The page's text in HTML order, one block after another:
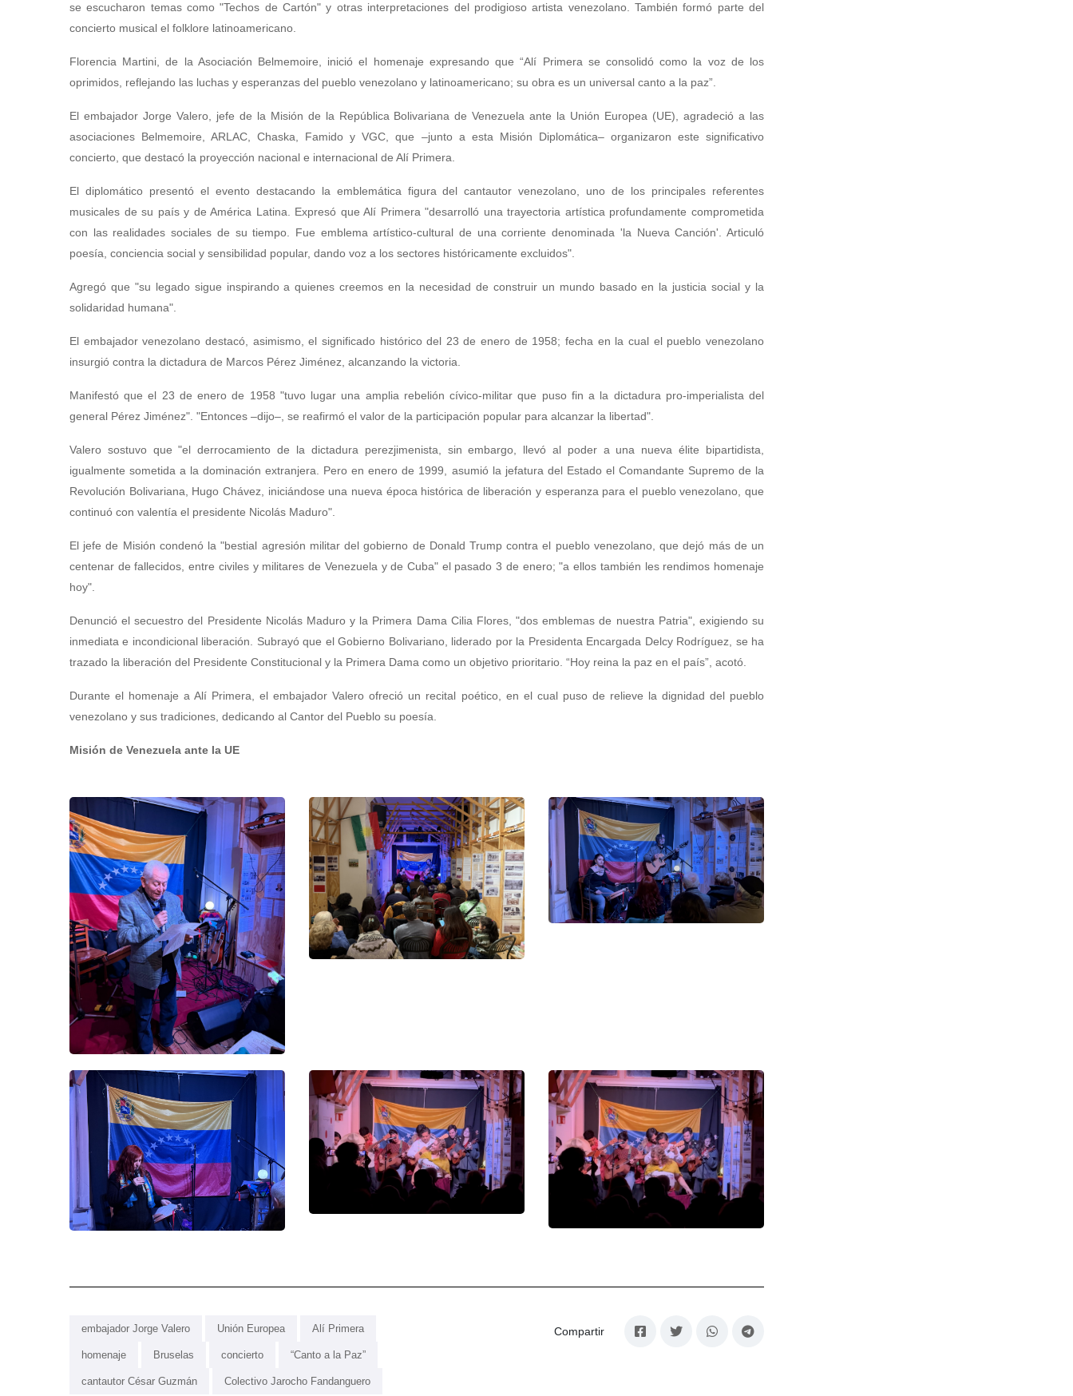
se escucharon temas como "Techos de Cartón" y otras interpretaciones del prodigioso artista venezolano. También formó parte del
concierto musical el folklore latinoamericano.
Florencia Martini, de la Asociación Belmemoire, inició el homenaje expresando que “Alí Primera se consolidó como la voz de los
oprimidos, reflejando las luchas y esperanzas del pueblo venezolano y latinoamericano; su obra es un universal canto a la paz”.
El embajador Jorge Valero, jefe de la Misión de la República Bolivariana de Venezuela ante la Unión Europea (UE), agradeció a las
asociaciones Belmemoire, ARLAC, Chaska, Famido y VGC, que –junto a esta Misión Diplomática– organizaron este significativo
concierto, que destacó la proyección nacional e internacional de Alí Primera.
El diplomático presentó el evento destacando la emblemática figura del cantautor venezolano, uno de los principales referentes
musicales de su país y de América Latina. Expresó que Alí Primera "desarrolló una trayectoria artística profundamente comprometida
con las realidades sociales de su tiempo. Fue emblema artístico-cultural de una corriente denominada 'la Nueva Canción'. Articuló
poesía, conciencia social y sensibilidad popular, dando voz a los sectores históricamente excluidos".
Agregó que "su legado sigue inspirando a quienes creemos en la necesidad de construir un mundo basado en la justicia social y la
solidaridad humana".
El embajador venezolano destacó, asimismo, el significado histórico del 23 de enero de 1958; fecha en la cual el pueblo venezolano
insurgió contra la dictadura de Marcos Pérez Jiménez, alcanzando la victoria.
Manifestó que el 23 de enero de 1958 "tuvo lugar una amplia rebelión cívico-militar que puso fin a la dictadura pro-imperialista del
general Pérez Jiménez". "Entonces –dijo–, se reafirmó el valor de la participación popular para alcanzar la libertad".
Valero sostuvo que "el derrocamiento de la dictadura perezjimenista, sin embargo, llevó al poder a una nueva élite bipartidista,
igualmente sometida a la dominación extranjera. Pero en enero de 1999, asumió la jefatura del Estado el Comandante Supremo de la
Revolución Bolivariana, Hugo Chávez, iniciándose una nueva época histórica de liberación y esperanza para el pueblo venezolano, que
continuó con valentía el presidente Nicolás Maduro".
El jefe de Misión condenó la "bestial agresión militar del gobierno de Donald Trump contra el pueblo venezolano, que dejó más de un
centenar de fallecidos, entre civiles y militares de Venezuela y de Cuba" el pasado 3 de enero; "a ellos también les rendimos homenaje
hoy".
Denunció el secuestro del Presidente Nicolás Maduro y la Primera Dama Cilia Flores, "dos emblemas de nuestra Patria", exigiendo su
inmediata e incondicional liberación. Subrayó que el Gobierno Bolivariano, liderado por la Presidenta Encargada Delcy Rodríguez, se ha
trazado la liberación del Presidente Constitucional y la Primera Dama como un objetivo prioritario. “Hoy reina la paz en el país”, acotó.
Durante el homenaje a Alí Primera, el embajador Valero ofreció un recital poético, en el cual puso de relieve la dignidad del pueblo
venezolano y sus tradiciones, dedicando al Cantor del Pueblo su poesía.
Misión de Venezuela ante la UE
embajador Jorge Valero Unión Europea Alí Primera
homenaje Bruselas concierto “Canto a la Paz”
cantautor César Guzmán Colectivo Jarocho Fandanguero
Compartir